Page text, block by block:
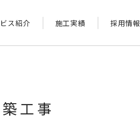
ス紹介 施工実績
採用情報
工事